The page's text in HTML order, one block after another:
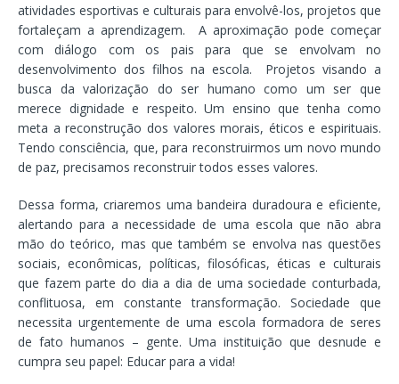
atividades esportivas e culturais para envolvê-los, projetos que
fortaleçam a aprendizagem. A aproximação pode começar
com diálogo com os pais para que se envolvam no
desenvolvimento dos filhos na escola. Projetos visando a
busca da valorização do ser humano como um ser que
merece dignidade e respeito. Um ensino que tenha como
meta a reconstrução dos valores morais, éticos e espirituais.
Tendo consciência, que, para reconstruirmos um novo mundo
de paz, precisamos reconstruir todos esses valores.
Dessa forma, criaremos uma bandeira duradoura e eficiente,
alertando para a necessidade de uma escola que não abra
mão do teórico, mas que também se envolva nas questões
sociais, econômicas, políticas, filosóficas, éticas e culturais
que fazem parte do dia a dia de uma sociedade conturbada,
conflituosa, em constante transformação. Sociedade que
necessita urgentemente de uma escola formadora de seres
de fato humanos – gente. Uma instituição que desnude e
cumpra seu papel: Educar para a vida!